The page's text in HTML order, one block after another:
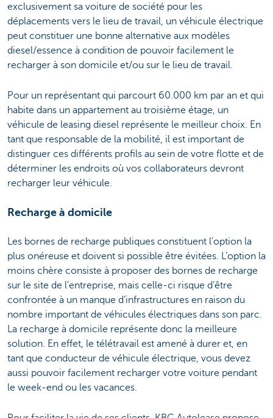
exclusivement sa voiture de société pour les
déplacements vers le lieu de travail, un véhicule électrique
peut constituer une bonne alternative aux modèles
diesel/essence à condition de pouvoir facilement le
recharger à son domicile et/ou sur le lieu de travail.
Pour un représentant qui parcourt 60.000 km par an et qui
habite dans un appartement au troisième étage, un
véhicule de leasing diesel représente le meilleur choix. En
tant que responsable de la mobilité, il est important de
distinguer ces différents profils au sein de votre flotte et de
déterminer les endroits où vos collaborateurs devront
recharger leur véhicule.
Recharge à domicile
Les bornes de recharge publiques constituent l’option la
plus onéreuse et doivent si possible être évitées. L’option la
moins chère consiste à proposer des bornes de recharge
sur le site de l’entreprise, mais celle-ci risque d’être
confrontée à un manque d’infrastructures en raison du
nombre important de véhicules électriques dans son parc.
La recharge à domicile représente donc la meilleure
solution. En effet, le télétravail est amené à durer et, en
tant que conducteur de véhicule électrique, vous devez
aussi pouvoir facilement recharger votre voiture pendant
le week-end ou les vacances.